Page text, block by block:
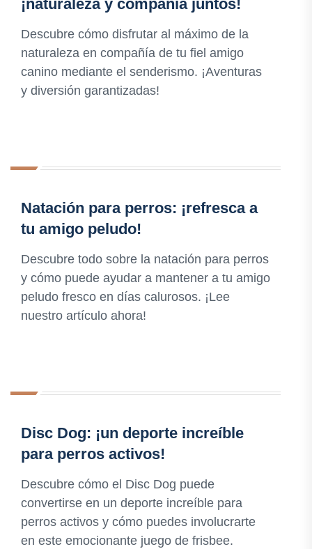
¡naturaleza y compañía juntos!
Descubre cómo disfrutar al máximo de la
naturaleza en compañía de tu fiel amigo
canino mediante el senderismo. ¡Aventuras
y diversión garantizadas!
Natación para perros: ¡refresca a
tu amigo peludo!
Descubre todo sobre la natación para perros
y cómo puede ayudar a mantener a tu amigo
peludo fresco en días calurosos. ¡Lee
nuestro artículo ahora!
Disc Dog: ¡un deporte increíble
para perros activos!
Descubre cómo el Disc Dog puede
convertirse en un deporte increíble para
perros activos y cómo puedes involucrarte
en este emocionante juego de frisbee.